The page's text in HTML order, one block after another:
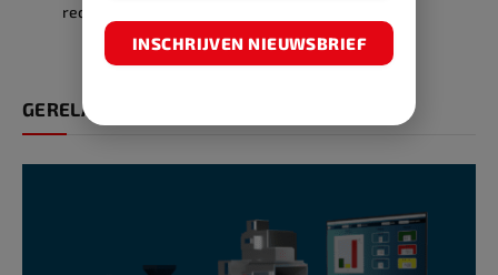
recycleerbaarheid naar
circulariteit
gecertificeerd
GERELATEERDE ARTIKELEN
INSCHRIJVEN NIEUWSBRIEF